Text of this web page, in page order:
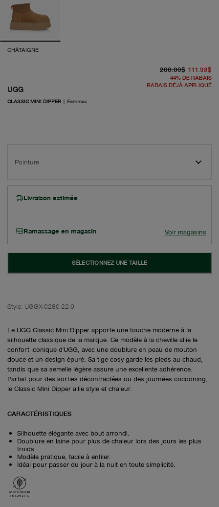
CHÂTAIGNE
UGG
CLASSIC MINI DIPPER | Femmes
200.00$ 111.98$
44% DE RABAIS
RABAIS DÉJÀ APPLIQUÉ
Pointure
Livraison estimée
Ramassage en magasin Voir magasins
SÉLECTIONNEZ UNE TAILLE
Style: UGGX-0280-22-0
Le UGG Classic Mini Dipper apporte une touche moderne à la
silhouette classique de la marque. Ce modèle à la cheville allie le
confort iconique d'UGG, avec une doublure en peau de mouton
douce et un design épuré. Sa tige cosy garde les pieds au chaud,
tandis que sa semelle légère assure une excellente adhérence.
Parfait pour des sorties décontractées ou des journées cocooning,
le Classic Mini Dipper allie style et chaleur.
CARACTÉRISTIQUES
Silhouette élégante avec bout arrondi.
Doublure en laine pour plus de chaleur lors des jours les plus
froids.
Modèle pratique, facile à enfiler.
Idéal pour passer du jour à la nuit en toute simplicité.
MATÉRIAUX
RECYCLÉS